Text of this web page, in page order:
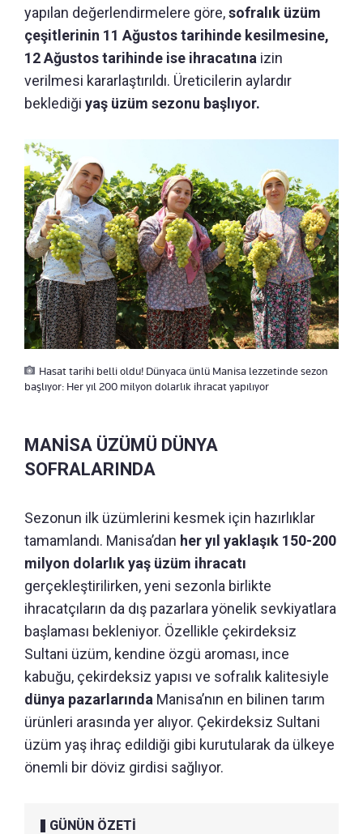
yapılan değerlendirmelere göre,sofralık üzüm
çeşitlerinin 11 Ağustos tarihinde kesilmesine,
12 Ağustos tarihinde ise ihracatına izin
verilmesi kararlaştırıldı. Üreticilerin aylardır
beklediği yaş üzüm sezonu başlıyor.
Hasat tarihi belli oldu! Dünyaca ünlü Manisa lezzetinde sezon
başlıyor: Her yıl 200 milyon dolarlık ihracat yapılıyor
MANİSA ÜZÜMÜ DÜNYA
SOFRALARINDA
Sezonun ilk üzümlerini kesmek için hazırlıklar
tamamlandı. Manisa’dan her yıl yaklaşık 150-200
milyon dolarlık yaş üzüm ihracatı
gerçekleştirilirken, yeni sezonla birlikte
ihracatçıların da dış pazarlara yönelik sevkiyatlara
başlaması bekleniyor. Özellikle çekirdeksiz
Sultani üzüm, kendine özgü aroması, ince
kabuğu, çekirdeksiz yapısı ve sofralık kalitesiyle
dünya pazarlarında Manisa’nın en bilinen tarım
ürünleri arasında yer alıyor. Çekirdeksiz Sultani
üzüm yaş ihraç edildiği gibi kurutularak da ülkeye
önemli bir döviz girdisi sağlıyor.
GÜNÜN ÖZETİ